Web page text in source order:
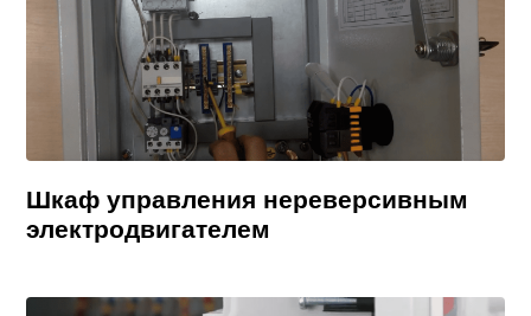
Шкаф управления нереверсивным
электродвигателем